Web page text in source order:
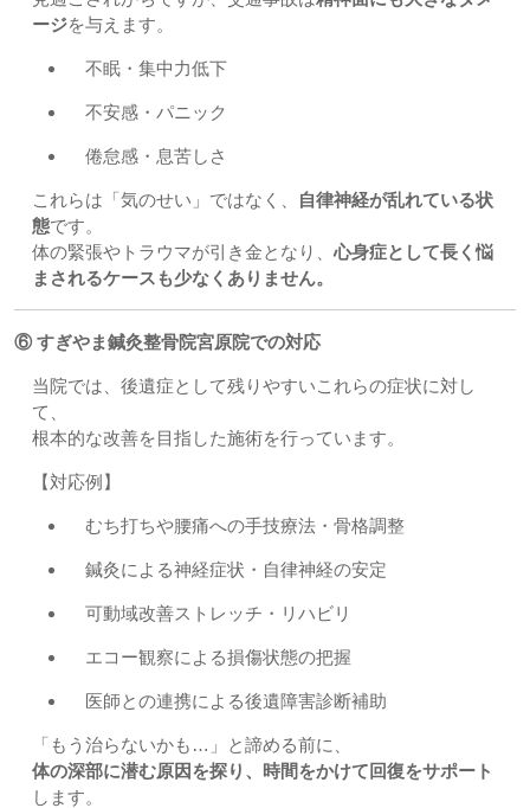
ージを与えます。
不眠・集中力低下
不安感・パニック
倦怠感・息苦しさ
これらは「気のせい」ではなく、
自律神経が乱れている状
態です。
体の緊張やトラウマが引き金となり、 心身症として長く悩
まされるケースも少なくありません。
⑥ すぎやま鍼灸整骨院宮原院での対応
当院では、後遺症として残りやすいこれらの症状に対し
て、
根本的な改善を目指した施術を行っています。
【対応例】
むち打ちや腰痛への手技療法・骨格調整
鍼灸による神経症状・自律神経の安定
可動域改善ストレッチ・リハビリ
エコー観察による損傷状態の把握
医師との連携による後遺障害診断補助
「もう治らないかも…」と諦める前に、
体の深部に潜む原因を探り、時間をかけて回復をサポート
します。